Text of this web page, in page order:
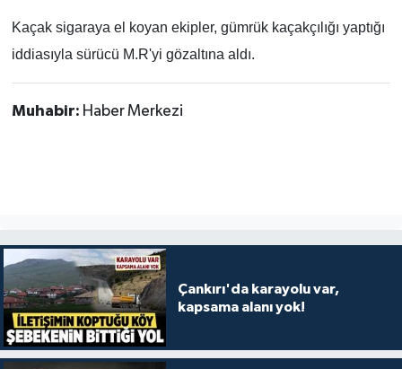
Kaçak sigaraya el koyan ekipler, gümrük kaçakçılığı yaptığı
iddiasıyla sürücü M.R'yi gözaltına aldı.
Muhabir: Haber Merkezi
Çankırı'da karayolu var,
kapsama alanı yok!